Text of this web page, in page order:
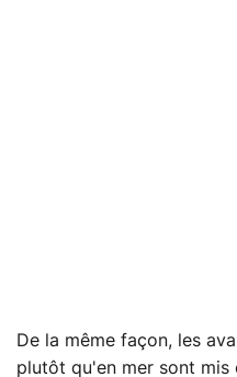
De la même façon, les
plutôt qu'en mer sont mis